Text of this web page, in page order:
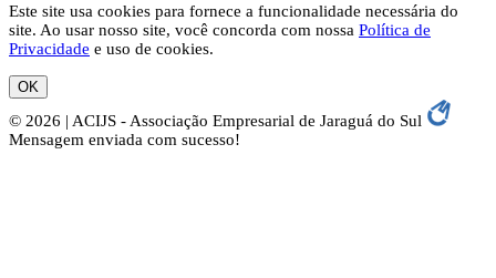
Este site usa cookies para fornece a funcionalidade necessária do
site. Ao usar nosso site, você concorda com nossa Política de
Privacidade e uso de cookies.
OK
© 2026 | ACIJS - Associação Empresarial de Jaraguá do Sul
Mensagem enviada com sucesso!